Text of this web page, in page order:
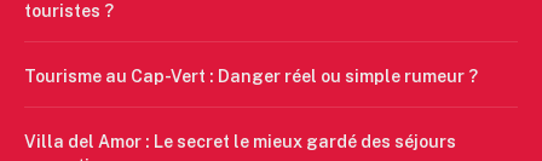
touristes ?
Tourisme au Cap-Vert : Danger réel ou simple rumeur ?
Villa del Amor : Le secret le mieux gardé des séjours